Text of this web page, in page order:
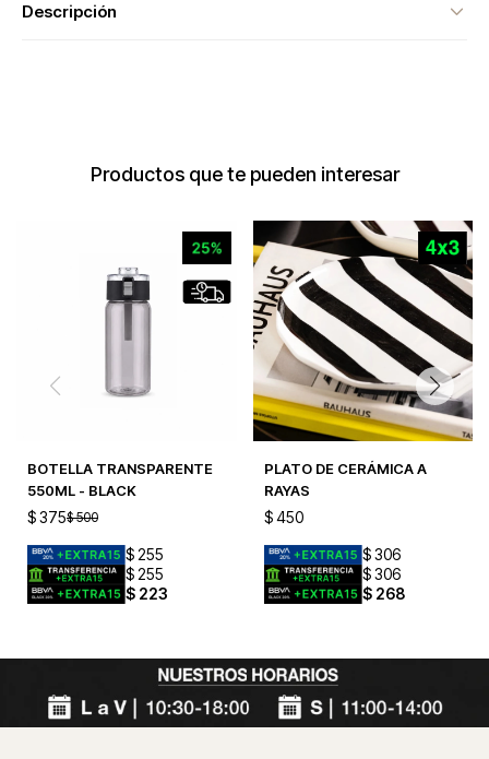
Descripción
Productos que te pueden interesar
BOTELLA TRANSPARENTE
550ML - BLACK
$375$ 500
$ 255
$ 255
$ 223
PLATO DE CERÁMICA A
RAYAS
$ 450
$ 306
$ 306
$ 268